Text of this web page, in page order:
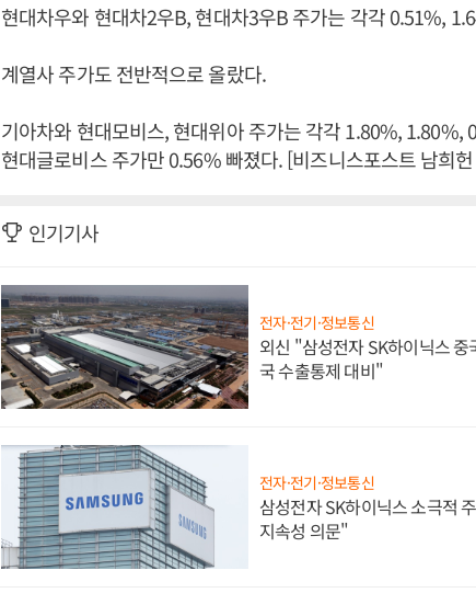
현대차우와 현대차2우B, 현대차3우B 주가는 각각 0.51%,
계열사 주가도 전반적으로 올랐다.
기아차와 현대모비스, 현대위아 주가는 각각 1.80%, 1.80%,
현대글로비스 주가만 0.56% 빠졌다. [비즈니스포스트 남희
인기기사
전자·전기·정보통신
외신 "삼성전자 SK하이닉스 중
국 수출통제 대비"
전자·전기·정보통신
삼성전자 SK하이닉스 소극적
지속성 의문"